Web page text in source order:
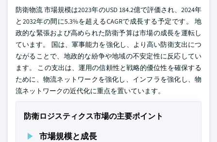
防衛物流 市場規模は2023年のUSD 184.2億で評価され、2024年
と2032年の間に5.3%を超えるCAGRで成長する予定です。 地
政的な緊張および高められた防衛予算は市場の成長を運転し
ています。 国は、軍事能力を強化し、より高い防衛支出につ
ながることで、地政的な紛争や地域の不安定性に反応してい
ます。 この支出は、運用の信頼性と戦略的優位性を確保する
ために、物流ネットワークを強化し、インフラを強化し、物
流ネットワークの近代化に重点を置いています。
防衛ロジスティクス市場の主要ポイント
市場規模と成長